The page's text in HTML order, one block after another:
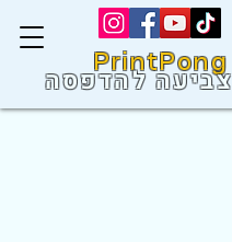
PrintPong
להדפסה